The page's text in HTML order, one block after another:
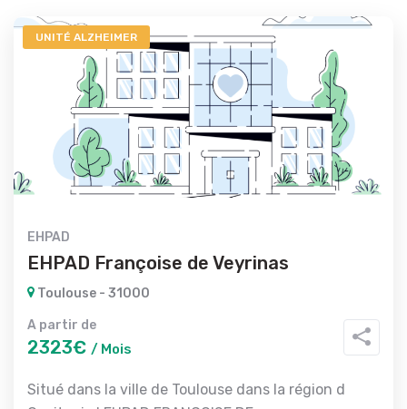
UNITÉ ALZHEIMER
EHPAD
EHPAD Françoise de Veyrinas
Toulouse - 31000
A partir de
2323€ / Mois
Situé dans la ville de Toulouse dans la région d